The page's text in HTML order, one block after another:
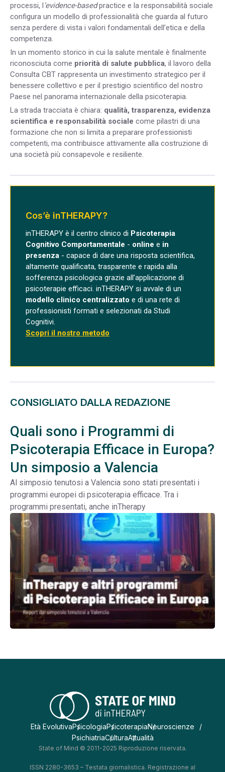
processi, l‘evidence-basedpractice e la responsabilità sociale
configura un modello di professionalità che guarda al futuro
senza perdere di vista i valori fondamentali dell’etica e della
competenza.
In un momento storico in cui la salute mentale è finalmente
riconosciuta come priorità di salute pubblica, il lavoro della
Consulta CBT rappresenta un investimento strategico per il
benessere collettivo e per il prestigio scientifico del nostro
Paese nel panorama internazionale della psicoterapia.
La strada tracciata è chiara: qualità, trasparenza, evidenza
scientifica e responsabilità sociale come pilastri di una
formazione che non si limita a preparare professionisti
competenti, ma contribuisce attivamente alla costruzione di
una società più consapevole e resiliente.
Cos’è inTHERAPY?
inTHERAPY è il centro clinico di Psicoterapia
Cognitivo Comportamentale - online e in
presenza - capace di dare una risposta scientifica,
altamente qualificata, trasparente e rapida alla
sofferenza psicologica grazie all’applicazione di
psicoterapie efficaci. inTHERAPY si avvale di un
modello clinico centralizzato e di una rete di
professionisti formati e selezionati da Studi
Cognitivi.
Scopri il nostro metodo
CONSIGLIATO DALLA REDAZIONE
Quali sono i Programmi di
Psicoterapia Efficace in Europa?
Un simposio a Valencia
Al simposio tenutosi a Valencia sono stati presentati i
programmi europei di psicoterapia efficace. Tra i
programmi presentati, anche inTherapy
Età EvolutivaPsicologiaPsicoterapiaNeuroscienze
PsichiatriaCulturaAttualità
State of Mind © 2011-2025 Riproduzione riservata.
ISSN 2280-3653 – Testata giornalistica. Registrazione al